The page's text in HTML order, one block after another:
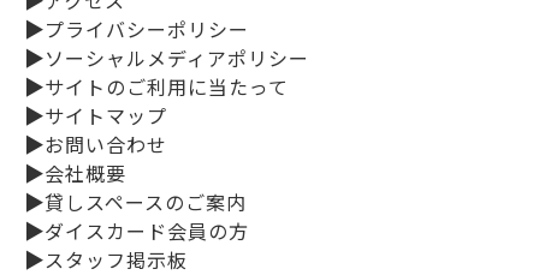
▶プライバシーポリシー
▶ソーシャルメディアポリシー
▶サイトのご利用に当たって
▶サイトマップ
▶お問い合わせ
▶会社概要
▶貸しスペースのご案内
▶ダイスカード会員の方
▶スタッフ掲示板